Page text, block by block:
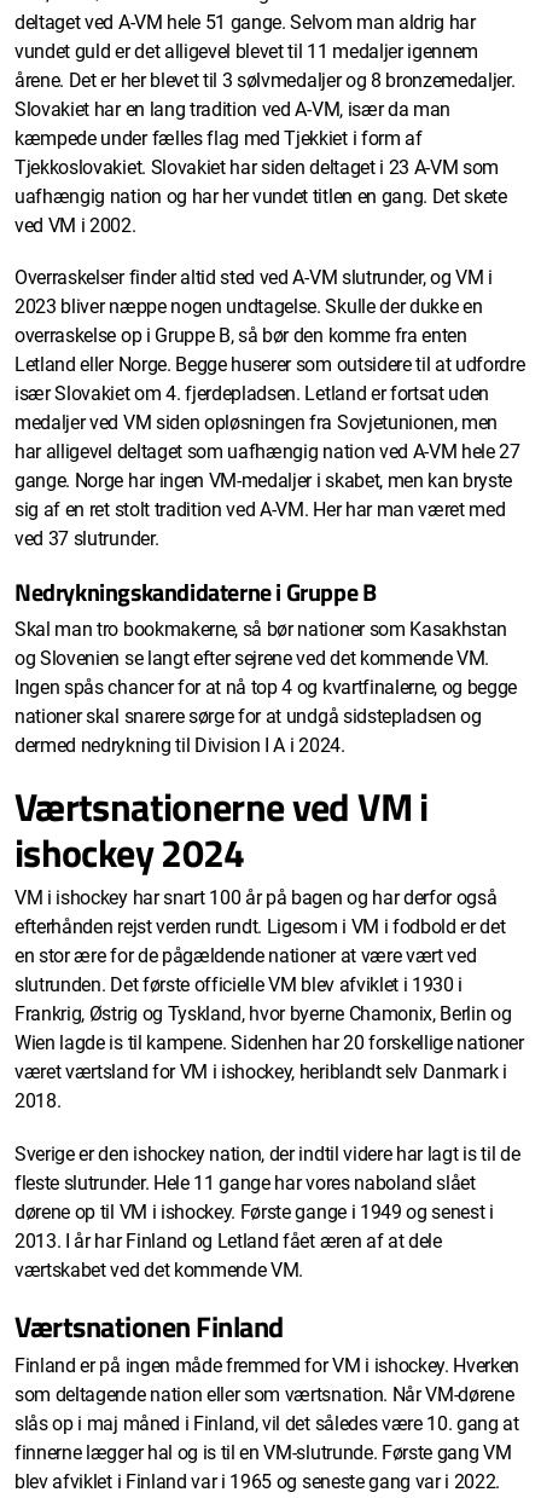
deltaget ved A-VM hele 51 gange. Selvom man aldrig har
vundet guld er det alligevel blevet til 11 medaljer igennem
årene. Det er her blevet til 3 sølvmedaljer og 8 bronzemedaljer.
Slovakiet har en lang tradition ved A-VM, især da man
kæmpede under fælles flag med Tjekkiet i form af
Tjekkoslovakiet. Slovakiet har siden deltaget i 23 A-VM som
uafhængig nation og har her vundet titlen en gang. Det skete
ved VM i 2002.
Overraskelser finder altid sted ved A-VM slutrunder, og VM i
2023 bliver næppe nogen undtagelse. Skulle der dukke en
overraskelse op i Gruppe B, så bør den komme fra enten
Letland eller Norge. Begge huserer som outsidere til at udfordre
især Slovakiet om 4. fjerdepladsen. Letland er fortsat uden
medaljer ved VM siden opløsningen fra Sovjetunionen, men
har alligevel deltaget som uafhængig nation ved A-VM hele 27
gange. Norge har ingen VM-medaljer i skabet, men kan bryste
sig af en ret stolt tradition ved A-VM. Her har man været med
ved 37 slutrunder.
Nedrykningskandidaterne i Gruppe B
Skal man tro bookmakerne, så bør nationer som Kasakhstan
og Slovenien se langt efter sejrene ved det kommende VM.
Ingen spås chancer for at nå top 4 og kvartfinalerne, og begge
nationer skal snarere sørge for at undgå sidstepladsen og
dermed nedrykning til Division I A i 2024.
Værtsnationerne ved VM i
ishockey 2024
VM i ishockey har snart 100 år på bagen og har derfor også
efterhånden rejst verden rundt. Ligesom i VM i fodbold er det
en stor ære for de pågældende nationer at være vært ved
slutrunden. Det første officielle VM blev afviklet i 1930 i
Frankrig, Østrig og Tyskland, hvor byerne Chamonix, Berlin og
Wien lagde is til kampene. Sidenhen har 20 forskellige nationer
været værtsland for VM i ishockey, heriblandt selv Danmark i
2018.
Sverige er den ishockey nation, der indtil videre har lagt is til de
fleste slutrunder. Hele 11 gange har vores naboland slået
dørene op til VM i ishockey. Første gange i 1949 og senest i
2013. I år har Finland og Letland fået æren af at dele
værtskabet ved det kommende VM.
Værtsnationen Finland
Finland er på ingen måde fremmed for VM i ishockey. Hverken
som deltagende nation eller som værtsnation. Når VM-dørene
slås op i maj måned i Finland, vil det således være 10. gang at
finnerne lægger hal og is til en VM-slutrunde. Første gang VM
blev afviklet i Finland var i 1965 og seneste gang var i 2022.